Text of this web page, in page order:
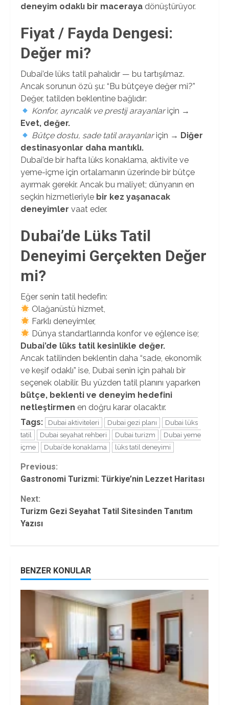
deneyim odaklı bir maceraya dönüştürüyor.
Fiyat / Fayda Dengesi:
Değer mi?
Dubai’de lüks tatil pahalıdır — bu tartışılmaz.
Ancak sorunun özü şu: “Bu bütçeye değer mi?”
Değer, tatilden beklentine bağlıdır:
Konfor, ayrıcalık ve prestij arayanlariçin →
Evet, değer.
Bütçe dostu, sade tatil arayanlariçin → Diğer
destinasyonlar daha mantıklı.
Dubai’de bir hafta lüks konaklama, aktivite ve
yeme-içme için ortalamanın üzerinde bir bütçe
ayırmak gerekir. Ancak bu maliyet; dünyanın en
seçkin hizmetleriyle bir kez yaşanacak
deneyimler vaat eder.
Dubai’de Lüks Tatil
Deneyimi Gerçekten Değer
mi?
Eğer senin tatil hedefin:
Olağanüstü hizmet,
Farklı deneyimler,
Dünya standartlarında konfor ve eğlence ise;
Dubai’de lüks tatil kesinlikle değer.
Ancak tatilinden beklentin daha “sade, ekonomik
ve keşif odaklı” ise, Dubai senin için pahalı bir
seçenek olabilir. Bu yüzden tatil planını yaparken
bütçe, beklenti ve deneyim hedefini
netleştirmen en doğru karar olacaktır.
Tags:
Dubai aktiviteleri Dubai gezi planı
Dubai lüks
tatil
Dubai seyahat rehberi Dubai turizm
Dubai yeme
içme
Dubai’de konaklama lüks tatil deneyimi
Continue
Previous:
Gastronomi Turizmi: Türkiye’nin Lezzet Haritası
Next:
Turizm Gezi Seyahat Tatil Sitesinden Tanıtım
Yazısı
BENZER KONULAR